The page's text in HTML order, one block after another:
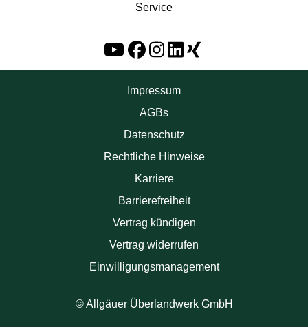
Service
Impressum
AGBs
Datenschutz
Rechtliche Hinweise
Karriere
Barrierefreiheit
Vertrag kündigen
Vertrag widerrufen
Einwilligungsmanagement
© Allgäuer Überlandwerk GmbH